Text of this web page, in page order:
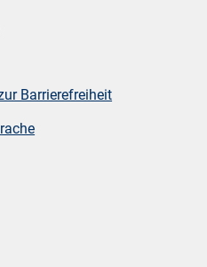
Barrierefreiheit